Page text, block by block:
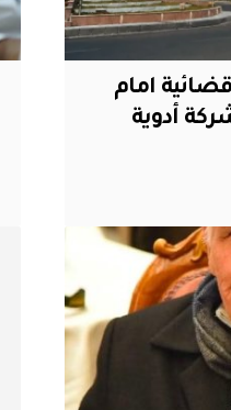
امام
أدوية